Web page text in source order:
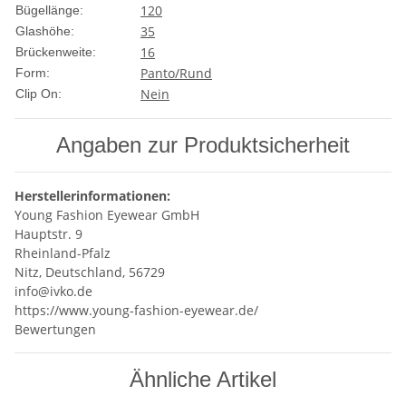
Bügellänge: 120
Glashöhe: 35
Brückenweite: 16
Form: Panto/Rund
Clip On: Nein
Angaben zur Produktsicherheit
Herstellerinformationen:
Young Fashion Eyewear GmbH
Hauptstr. 9
Rheinland-Pfalz
Nitz, Deutschland, 56729
info@ivko.de
https://www.young-fashion-eyewear.de/
Bewertungen
Ähnliche Artikel